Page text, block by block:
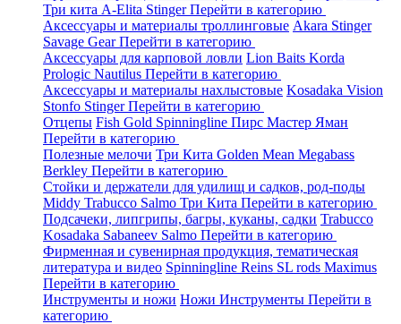
Три кита A-Elita StingerПерейти в категорию
Аксессуары и материалы троллинговые Akara Stinger
Savage GearПерейти в категорию
Аксессуары для карповой ловли Lion Baits Korda
Prologic Nautilus Перейти в категорию
Аксессуары и материалы нахлыстовые Kosadaka Vision
Stonfo StingerПерейти в категорию
Отцепы Fish Gold Spinningline Пирс Мастер Яман
Перейти в категорию
Полезные мелочи Три Кита Golden Mean Megabass
Berkley Перейти в категорию
Стойки и держатели для удилищ и садков, род-поды
Middy Trabucco Salmo Три Кита Перейти в категорию
Подсачеки, липгрипы, багры, куканы, садки Trabucco
Kosadaka Sabaneev Salmo Перейти в категорию
Фирменная и сувенирная продукция, тематическая
литература и видео Spinningline Reins SL rods Maximus
Перейти в категорию
Инструменты и ножи Ножи Инструменты Перейти в
категорию